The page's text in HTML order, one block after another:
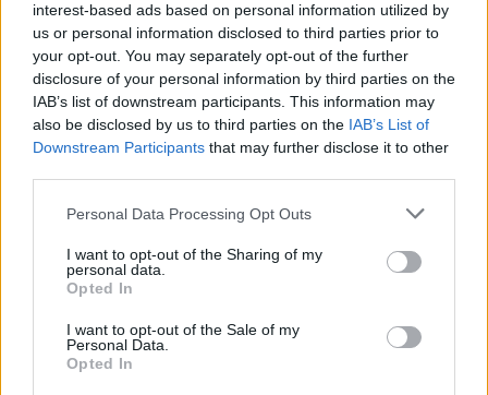
interest-based ads based on personal information utilized by
us or personal information disclosed to third parties prior to
your opt-out. You may separately opt-out of the further
disclosure of your personal information by third parties on the
IAB’s list of downstream participants. This information may
also be disclosed by us to third parties on the IAB’s List of
Downstream Participants that may further disclose it to other
Personal Data Processing Opt Outs
I want to opt-out of the Sharing of my
personal data.
Opted In
I want to opt-out of the Sale of my
Personal Data.
Opted In
REDAZIONE
Twitter: @Calciopremier
Anno di Fondazione:1886 come Dial Square
Città: Londra
Presidente:Sran Kroenke
Manager: